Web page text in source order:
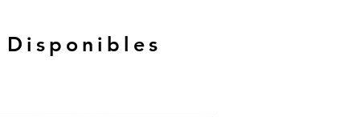
Disponibles